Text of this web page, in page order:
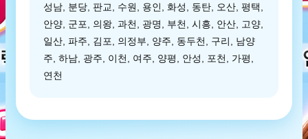
성남, 분당, 판교, 수원, 용인, 화성, 동탄, 오산, 평택,
안양, 군포, 의왕, 과천, 광명, 부천, 시흥, 안산, 고양,
일산, 파주, 김포, 의정부, 양주, 동두천, 구리, 남양
주, 하남, 광주, 이천, 여주, 양평, 안성, 포천, 가평,
연천